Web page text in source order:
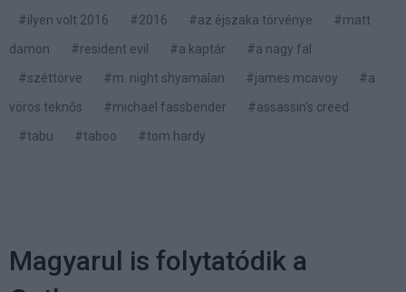
#ilyen volt 2016
#2016 #az éjszaka törvénye
#matt
damon
#resident evil #a kaptár
#a nagy fal
#széttörve
#m. night shyamalan #james mcavoy
#a
vörös teknős
#michael fassbender
#assassin's creed
#tabu
#taboo #tom hardy
Magyarul is folytatódik a